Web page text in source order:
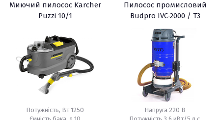
Миючий пилосос Karcher
Puzzi 10/1
Потужність, Вт 1250
Пилосос промисловий
Budpro IVC-2000 / Т3
Напруга 220 В